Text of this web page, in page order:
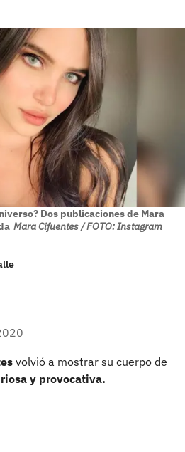
Dos publicaciones de Mara
Mara Cifuentes / FOTO: Instagram
volvió a mostrar su cuerpo de
y provocativa.